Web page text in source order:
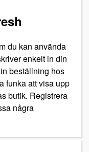
du kan använda
enkelt in din
beställning hos
funka att visa upp
butik. Registrera
några